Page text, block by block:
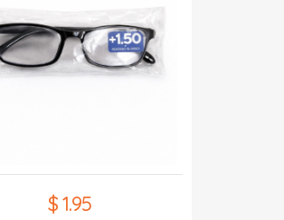
$ 1.95